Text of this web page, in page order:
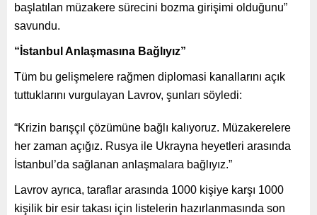
başlatılan müzakere sürecini bozma girişimi olduğunu”
savundu.
“İstanbul Anlaşmasına Bağlıyız”
Tüm bu gelişmelere rağmen diplomasi kanallarını açık
tuttuklarını vurgulayan Lavrov, şunları söyledi:
“Krizin barışçıl çözümüne bağlı kalıyoruz. Müzakerelere
her zaman açığız. Rusya ile Ukrayna heyetleri arasında
İstanbul’da sağlanan anlaşmalara bağlıyız.”
Lavrov ayrıca, taraflar arasında 1000 kişiye karşı 1000
kişilik bir esir takası için listelerin hazırlanmasında son